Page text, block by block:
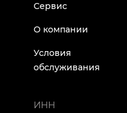
Сервис
О компании
Условия
обслуживания
ИНН